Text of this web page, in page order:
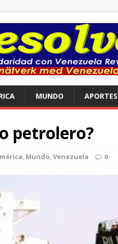
MUNDO
petrolero?
, Mundo,Venezuela 0